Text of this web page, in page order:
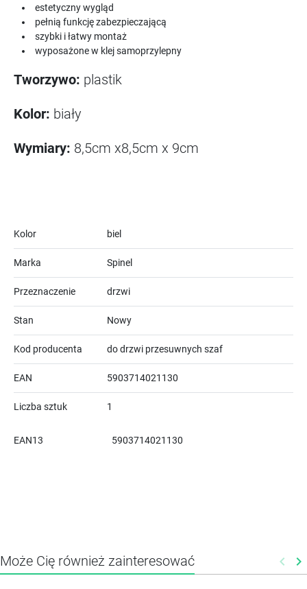
estetyczny wygląd
pełnią funkcję zabezpieczającą
szybki i łatwy montaż
wyposażone w klej samoprzylepny
Tworzywo: plastik
Kolor: biały
Wymiary: 8,5cm x8,5cm x 9cm
Kolor biel
Marka Spinel
Przeznaczenie drzwi
Stan Nowy
Kod producenta do drzwi przesuwnych szaf
EAN 5903714021130
Liczba sztuk 1
EAN13 5903714021130
Może Cię również zainteresować keyboard_arrow_left keyboard_arrow_right